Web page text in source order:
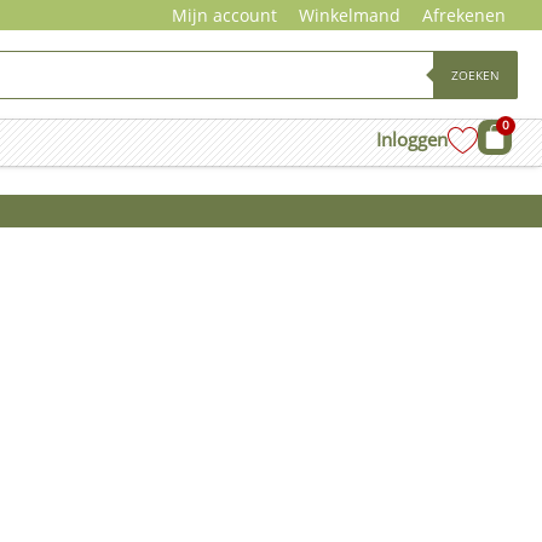
Mijn account Winkelmand Afrekenen
ZOEKEN
Inloggen
0